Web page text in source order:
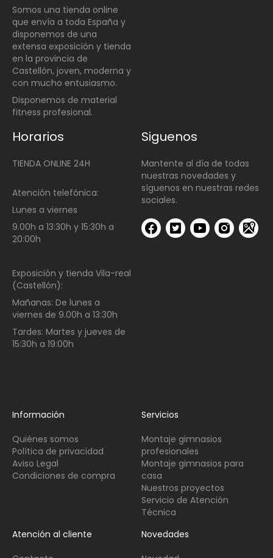
Somos una tienda online
que envía a toda España y
disponemos de una
extensa exposición y tienda
en la provincia de
Castellón, joven, moderna y
con mucho entusiasmo.
Disponemos de material
fitness profesional.
Horarios
TIENDA ONLINE 24H
Atención telefónica:
Lunes a viernes
9.00h a 13:30h y 15:30h a
20:00h
Exposición y tienda Vila-real
(Castellón):
Mañanas: De lunes a
viernes de 9.00h a 13:30h
Tardes: Martes y jueves de
15:30h a 19:00h
Siguenos
Mantente al día de todas
nuestras novedades y
síguenos en nuestras redes
sociales.
Información
Quiénes somos
Política de privacidad
Aviso Legal
Condiciones de compra
Servicios
Montaje gimnasios
profesionales
Montaje gimnasios para
casa
Nuestros proyectos
Servicio de Atención
Técnica
Atención al cliente
Novedades